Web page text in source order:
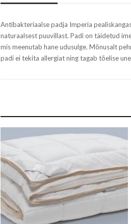
Antibakteriaalse padja Imperia
naturaalsest puuvillast. Padi on täidetud
mis meenutab hane udusulge. Mõnusalt
padi ei tekita allergiat ning tagab tõelise